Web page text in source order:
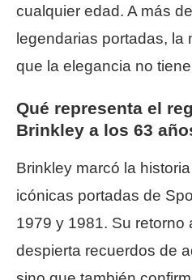
cualquier edad. A más
legendarias portadas, la
que la elegancia no
Qué representa el
Brinkley a los 63
Brinkley marcó la
icónicas portadas de
1979 y 1981. Su retorno
despierta recuerdos de